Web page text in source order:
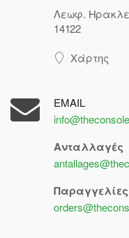
Λεωφ.
14122
Χάρτης
EMAIL
Ανταλλαγές
Παραγγελίες